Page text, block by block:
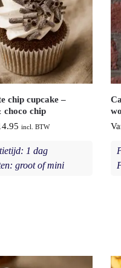
chip cupcake –
choco chip
incl. BTW
1 dag
groot of mini